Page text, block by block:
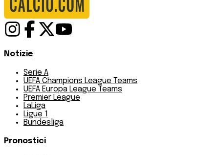
Notizie
Serie A
UEFA Champions League Teams
UEFA Europa League Teams
Premier League
LaLiga
Ligue 1
Bundesliga
Pronostici